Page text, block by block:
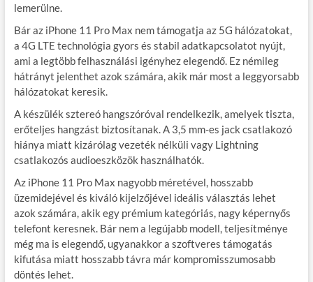
lemerülne.
Bár az iPhone 11 Pro Max nem támogatja az 5G hálózatokat,
a 4G LTE technológia gyors és stabil adatkapcsolatot nyújt,
ami a legtöbb felhasználási igényhez elegendő. Ez némileg
hátrányt jelenthet azok számára, akik már most a leggyorsabb
hálózatokat keresik.
A készülék sztereó hangszóróval rendelkezik, amelyek tiszta,
erőteljes hangzást biztosítanak. A 3,5 mm-es jack csatlakozó
hiánya miatt kizárólag vezeték nélküli vagy Lightning
csatlakozós audioeszközök használhatók.
Az iPhone 11 Pro Max nagyobb méretével, hosszabb
üzemidejével és kiváló kijelzőjével ideális választás lehet
azok számára, akik egy prémium kategóriás, nagy képernyős
telefont keresnek. Bár nem a legújabb modell, teljesítménye
még ma is elegendő, ugyanakkor a szoftveres támogatás
kifutása miatt hosszabb távra már kompromisszumosabb
döntés lehet.